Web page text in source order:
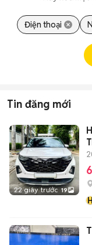
Điện thoại
Tin đăng mới
22 giây trước 19